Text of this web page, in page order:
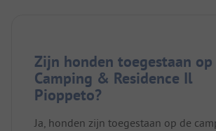
Zijn honden toegestaan op
Camping & Residence Il
Pioppeto?
Ja, honden zijn toegestaan op de